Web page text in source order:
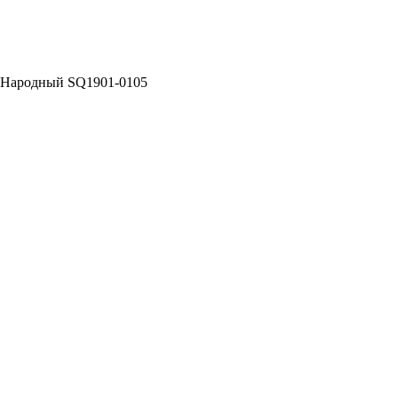
SQ1901-0105